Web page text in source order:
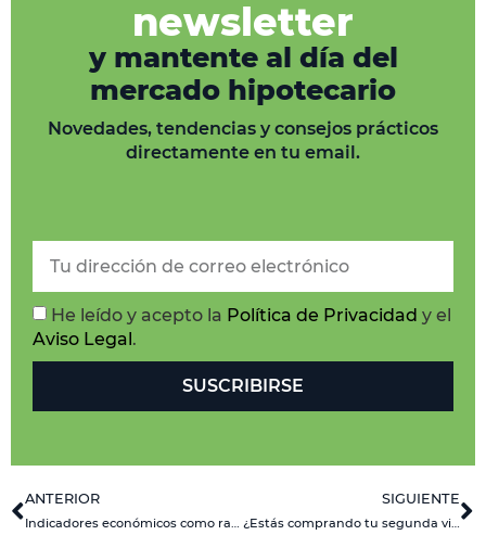
newsletter
y mantente al día del
mercado hipotecario
Novedades, tendencias y consejos prácticos
directamente en tu email.
He leído y acepto la Política de Privacidad y el
Aviso Legal.
SUSCRIBIRSE
ANTERIOR
Indicadores económicos como rastreadores de tendencia en el sector inmobiliario
SIGUIENTE
¿Estás comprando tu segunda vivienda? En AYA Hipotecas te ayudamos a optimizar la operación